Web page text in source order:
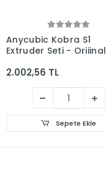
Anycubic Kobra S1
Extruder Seti - Orijinal
2.002,56 TL
Sepete Ekle